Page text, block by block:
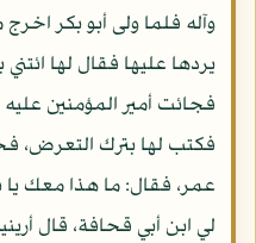
وآله فلما ولى أبو بكر اخرج
يردها عليها فقال لها
فجائت أمير المؤمنين
فكتب لها بترك التعرض،
عمر، فقال: ما هذا معك
لي ابن أبي قحافة، قال